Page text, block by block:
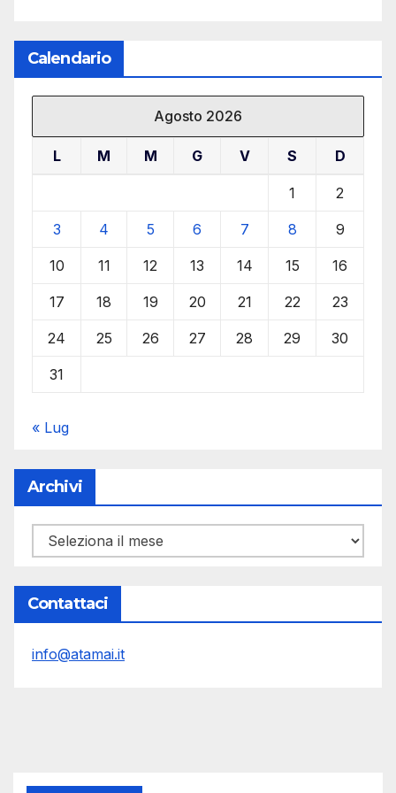
Calendario
Agosto 2026
L M M G V S D
1 2
3 4 5 6 7 8 9
10 11 12 13 14 15 16
17 18 19 20 21 22 23
24 25 26 27 28 29 30
31
« Lug
Archivi
Archivi
Contattaci
info@atamai.it